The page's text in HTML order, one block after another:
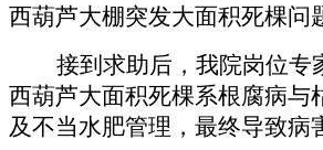
西葫芦大棚突发大面积死棵问
接到求助后，我院岗位专
西葫芦大面积死棵系根腐病与
及不当水肥管理，最终导致病